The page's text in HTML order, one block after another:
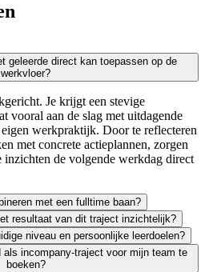
geleerde direct kan toepassen op de
werkvloer?
Je krijgt een stevige
vooral aan de slag met uitdagende
werkpraktijk. Door te reflecteren
met concrete actieplannen, zorgen
inzichten de volgende werkdag direct
met een fulltime baan?
professionals op en weten
resultaat van dit traject inzichtelijk?
resultaat; voor jezelf én voor je
niveau en persoonlijke leerdoelen?
je een traject kiest dat écht bij je past
als incompany-traject voor mijn team te
boeken?